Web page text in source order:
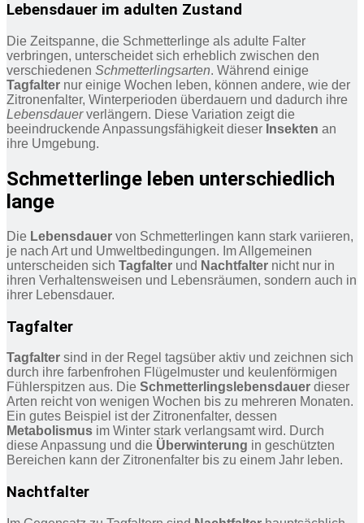
Lebensdauer im adulten Zustand
Die Zeitspanne, die Schmetterlinge als adulte Falter
verbringen, unterscheidet sich erheblich zwischen den
verschiedenen Schmetterlingsarten. Während einige
Tagfalter nur einige Wochen leben, können andere, wie der
Zitronenfalter, Winterperioden überdauern und dadurch ihre
Lebensdauerverlängern. Diese Variation zeigt die
beeindruckende Anpassungsfähigkeit dieser Insekten an
ihre Umgebung.
Schmetterlinge leben unterschiedlich
lange
Die Lebensdauer von Schmetterlingen kann stark variieren,
je nach Art und Umweltbedingungen. Im Allgemeinen
unterscheiden sich Tagfalter und Nachtfalter nicht nur in
ihren Verhaltensweisen und Lebensräumen, sondern auch in
ihrer Lebensdauer.
Tagfalter
Tagfalter sind in der Regel tagsüber aktiv und zeichnen sich
durch ihre farbenfrohen Flügelmuster und keulenförmigen
Fühlerspitzen aus. Die Schmetterlingslebensdauer dieser
Arten reicht von wenigen Wochen bis zu mehreren Monaten.
Ein gutes Beispiel ist der Zitronenfalter, dessen
Metabolismus im Winter stark verlangsamt wird. Durch
diese Anpassung und die Überwinterung in geschützten
Bereichen kann der Zitronenfalter bis zu einem Jahr leben.
Nachtfalter